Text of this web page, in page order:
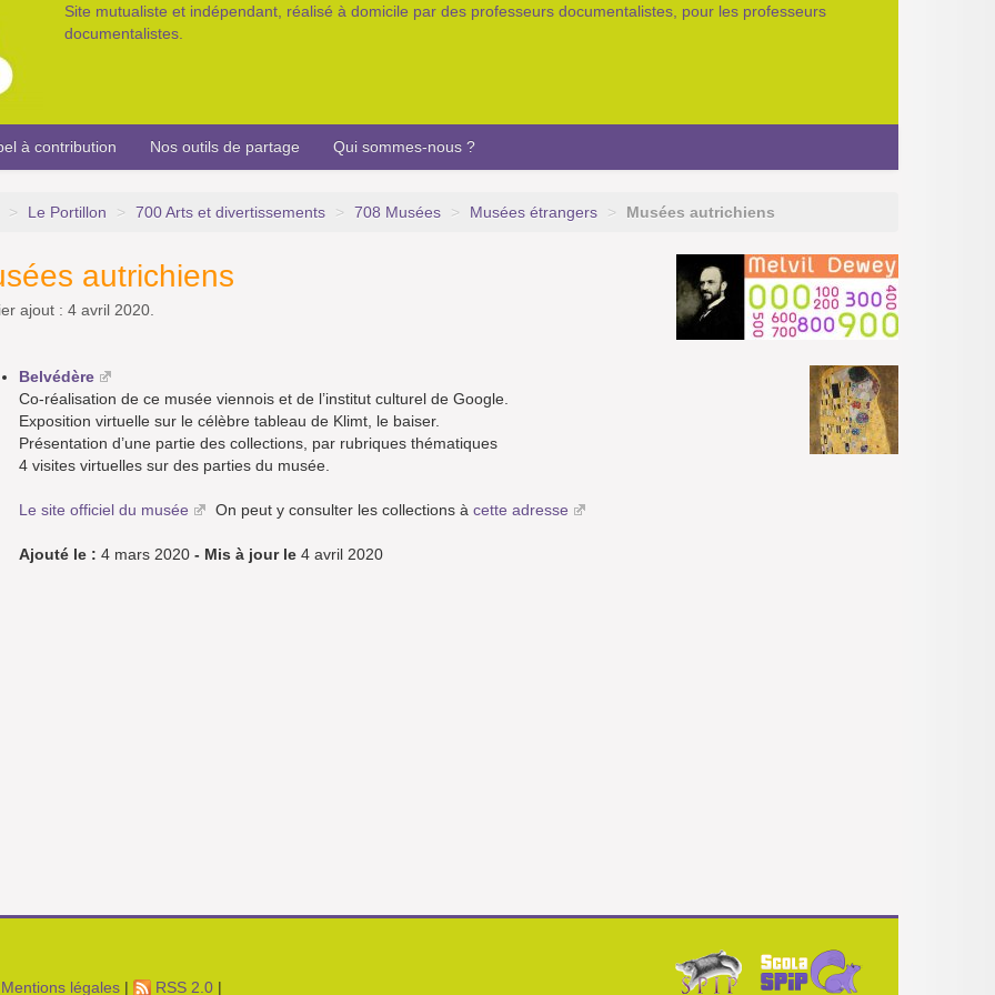
Site mutualiste et indépendant, réalisé à domicile par des professeurs documentalistes, pour les professeurs
documentalistes.
à contribution Nos outils de partage Qui sommes-nous ?
> Le Portillon > 700 Arts et divertissements > 708 Musées > Musées étrangers > Musées autrichiens
autrichiens
ajout : 4 avril 2020.
Belvédère
Co-réalisation de ce musée viennois et de l’institut culturel de Google.
Exposition virtuelle sur le célèbre tableau de Klimt, le baiser.
Présentation d’une partie des collections, par rubriques thématiques
4 visites virtuelles sur des parties du musée.
Le site officiel du musée On peut y consulter les collections à cette adresse
Ajouté le : 4 mars 2020 - Mis à jour le 4 avril 2020
Mentions légales| RSS 2.0 |